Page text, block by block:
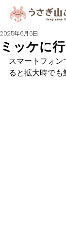
ミッケに
2025年6月6日
スマートフォ
ると拡大時でも